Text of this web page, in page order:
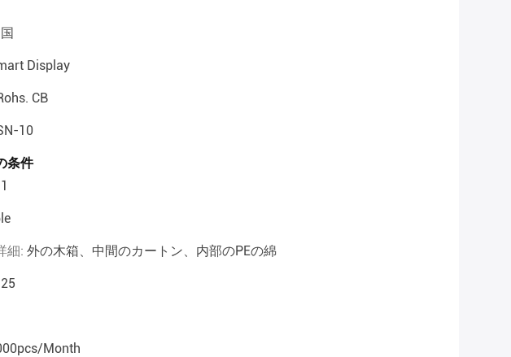
Display
CB
10
条件
1
細: 外の木箱、中間のカートン、内部のPEの綿
month